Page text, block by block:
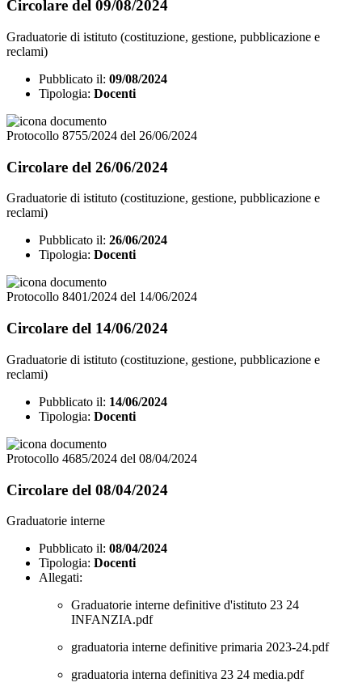
Circolare del 09/08/2024
Graduatorie di istituto (costituzione, gestione, pubblicazione e
reclami)
Pubblicato il: 09/08/2024
Tipologia: Docenti
Protocollo 8755/2024 del 26/06/2024
Circolare del 26/06/2024
Graduatorie di istituto (costituzione, gestione, pubblicazione e
reclami)
Pubblicato il: 26/06/2024
Tipologia: Docenti
Protocollo 8401/2024 del 14/06/2024
Circolare del 14/06/2024
Graduatorie di istituto (costituzione, gestione, pubblicazione e
reclami)
Pubblicato il: 14/06/2024
Tipologia: Docenti
Protocollo 4685/2024 del 08/04/2024
Circolare del 08/04/2024
Graduatorie interne
Pubblicato il: 08/04/2024
Tipologia: Docenti
Allegati:
Graduatorie interne definitive d'istituto 23 24
INFANZIA.pdf
graduatoria interne definitive primaria 2023-24.pdf
graduatoria interna definitiva 23 24 media.pdf